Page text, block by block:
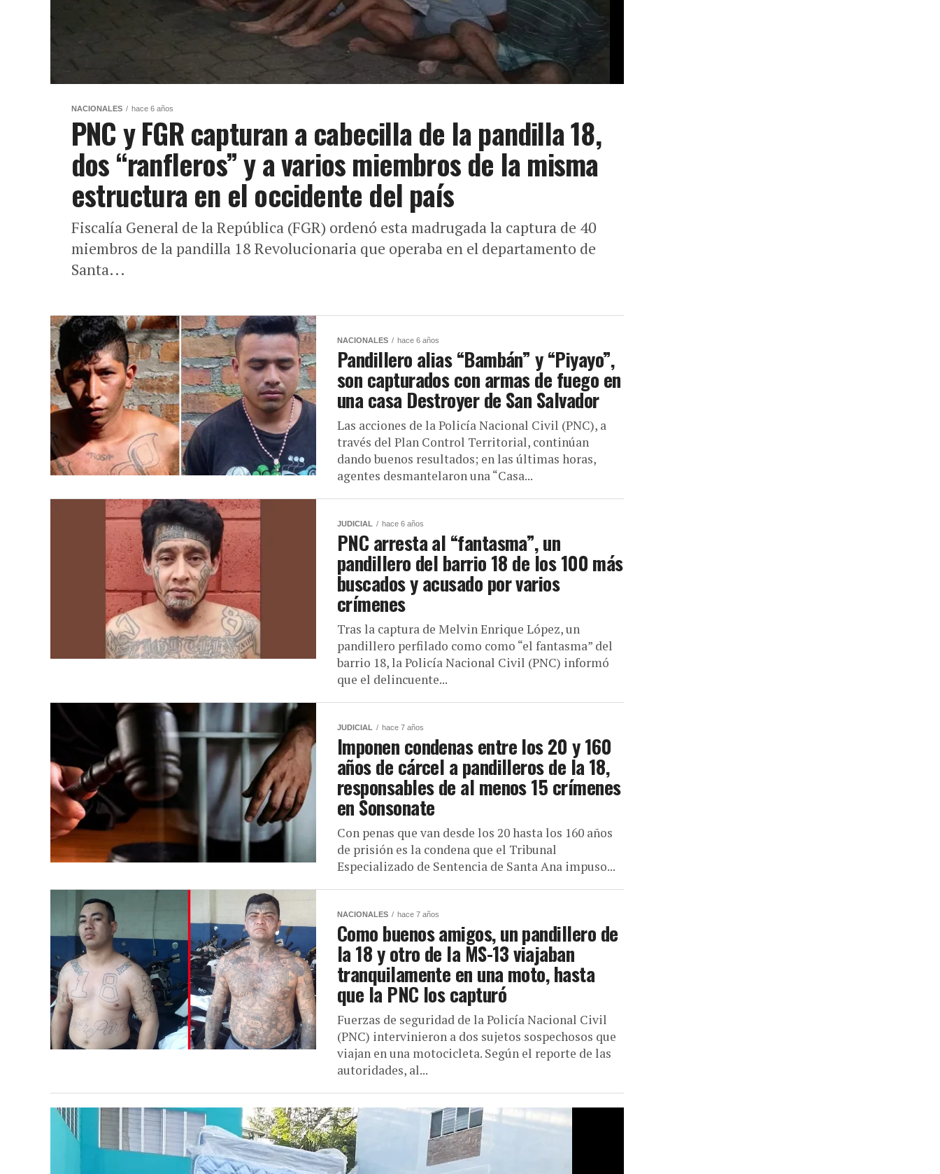
NACIONALES hace 6 años
PNC y FGR capturan a cabecilla de la pandilla 18,
dos “ranfleros” y a varios miembros de la misma
estructura en el occidente del país
Fiscalía General de la República (FGR) ordenó esta madrugada la captura de 40
miembros de la pandilla 18 Revolucionaria que operaba en el departamento de
Santa...
NACIONALES hace 6 años
Pandillero alias “Bambán” y “Piyayo”,
son capturados con armas de fuego en
una casa Destroyer de San Salvador
Las acciones de la Policía Nacional Civil (PNC), a
través del Plan Control Territorial, continúan
dando buenos resultados; en las últimas horas,
agentes desmantelaron una “Casa...
JUDICIAL hace 6 años
PNC arresta al “fantasma”, un
pandillero del barrio 18 de los 100 más
buscados y acusado por varios
crímenes
Tras la captura de Melvin Enrique López, un
pandillero perfilado como como “el fantasma” del
barrio 18, la Policía Nacional Civil (PNC) informó
que el delincuente...
JUDICIAL hace 7 años
Imponen condenas entre los 20 y 160
años de cárcel a pandilleros de la 18,
responsables de al menos 15 crímenes
en Sonsonate
Con penas que van desde los 20 hasta los 160 años
de prisión es la condena que el Tribunal
Especializado de Sentencia de Santa Ana impuso...
NACIONALES hace 7 años
Como buenos amigos, un pandillero de
la 18 y otro de la MS-13 viajaban
tranquilamente en una moto, hasta
que la PNC los capturó
Fuerzas de seguridad de la Policía Nacional Civil
(PNC) intervinieron a dos sujetos sospechosos que
viajan en una motocicleta. Según el reporte de las
autoridades, al...